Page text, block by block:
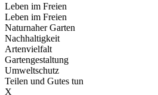
Leben im Freien
Leben im Freien
Naturnaher Garten
Nachhaltigkeit
Artenvielfalt
Gartengestaltung
Umweltschutz
Teilen und Gutes tun
X